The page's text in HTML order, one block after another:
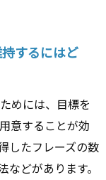
するにはど
めには、目標を
意することが効
したフレーズの数
どがあります。